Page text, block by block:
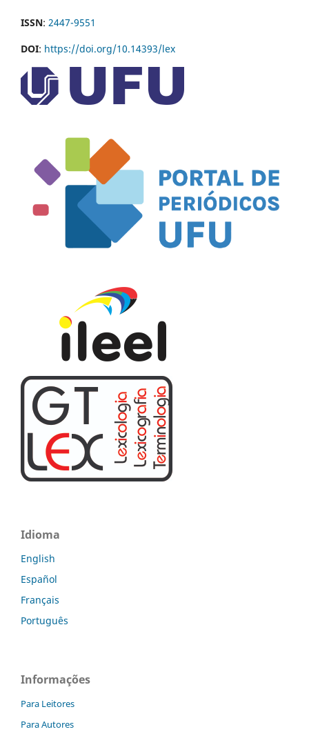
ISSN: 2447-9551
DOI: https://doi.org/10.14393/lex
Idioma
English
Español
Français
Português
Informações
Para Leitores
Para Autores